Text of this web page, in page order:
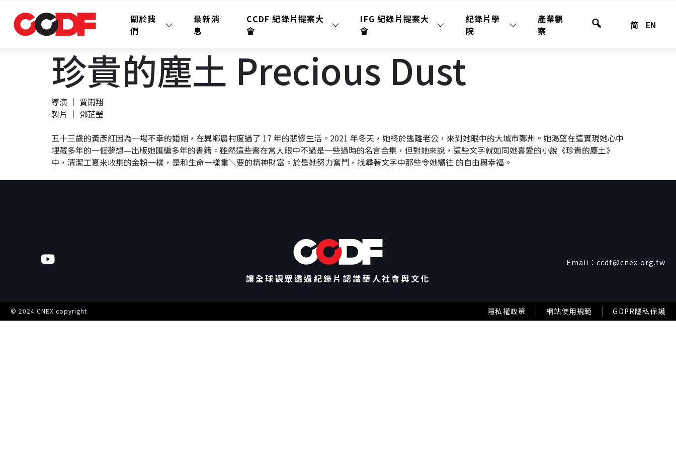
關於我
們
最新消
息
CCDF 紀錄片提案大
會
IFG 紀錄片提案大
會
紀錄片學
院
產業觀
察
全
简 EN
珍貴的塵土 Precious Dust
導演 │ 賈雨翔
製片 │ 鄧芷瑩
五十三歲的黃彥紅因為一場不幸的婚姻，在異鄉農村度過了 17 年的悲慘生活。2021 年冬天，她終於逃離老公，來到她眼中的大城市鄭州。她渴望在這實現她心中
埋藏多年的一個夢想—出版她匯編多年的書籍。雖然這些書在常人眼中不過是一些過時的名言合集，但對她來說，這些文字就如同她喜愛的小說《珍貴的塵土》
中，清潔工夏米收集的金粉一樣，是和生命一樣重＼要的精神財富。於是她努力奮鬥，找尋著文字中那些令她嚮往 的自由與幸福。
讓全球觀眾透過紀錄片認識華人社會與文化
Email： ccdf@cnex.org.tw
© 2024 CNEX copyright 隱私權政策 網站使用規範 GDPR隱私保護